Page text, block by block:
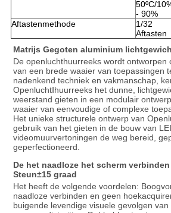
50ºC/
- 90%
Aftastenmethode
1/32
Aftasten
Matrijs Gegoten aluminium
De openluchthuurreeks wordt ontworpen
van een brede waaier van toepassingen
nadenkend techniek en vakmanschap,
OpenluchtⅠhuurreeks het dunne,
weerstand gieten in een modulair
waaier van eenvoudige of complexe
Het unieke structurele ontwerp van
gebruik van het gieten in de bouw van
videomuurvertoningen de weg bereid,
geperfectioneerd.
De het naadloze het scherm
Steun±15 graad
Het heeft de volgende voordelen:
naadloze verbinden en geen
buigende levendige visuele gevolgen